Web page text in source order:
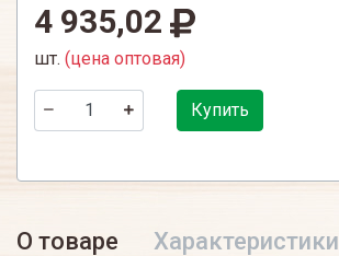
4 935,02
шт. (цена оптовая)
Купить
О товаре Характеристики